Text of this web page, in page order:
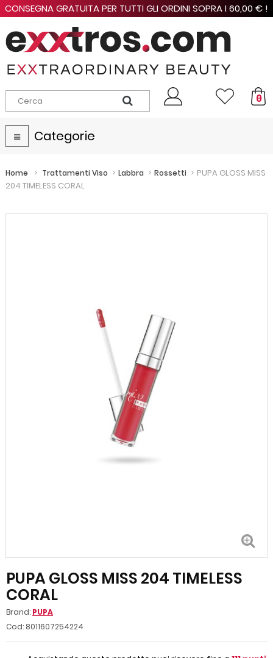
CONSEGNA GRATUITA PER TUTTI GLI ORDINI SOPRA I 60,00 € !
0
Navigazione
Toggle
Categorie
Home > Trattamenti Viso > Labbra > Rossetti > PUPA GLOSS MISS
204 TIMELESS CORAL
PUPA GLOSS MISS 204 TIMELESS
CORAL
Brand: PUPA
Cod: 8011607254224